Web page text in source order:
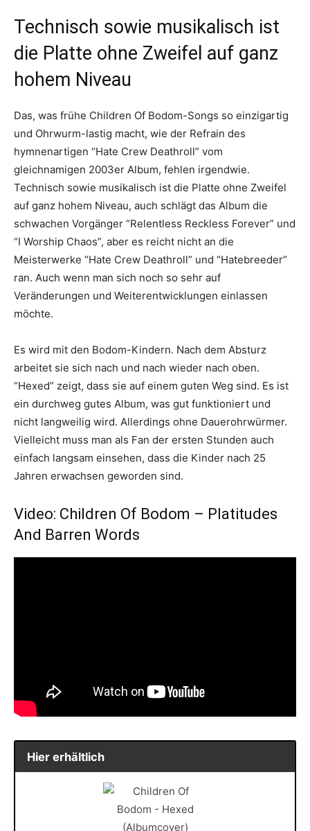
Technisch sowie musikalisch ist
die Platte ohne Zweifel auf ganz
hohem Niveau
Das, was frühe Children Of Bodom-Songs so einzigartig
und Ohrwurm-lastig macht, wie der Refrain des
hymnenartigen “Hate Crew Deathroll” vom
gleichnamigen 2003er Album, fehlen irgendwie.
Technisch sowie musikalisch ist die Platte ohne Zweifel
auf ganz hohem Niveau, auch schlägt das Album die
schwachen Vorgänger “Relentless Reckless Forever” und
“I Worship Chaos”, aber es reicht nicht an die
Meisterwerke “Hate Crew Deathroll” und “Hatebreeder”
ran. Auch wenn man sich noch so sehr auf
Veränderungen und Weiterentwicklungen einlassen
möchte.
Es wird mit den Bodom-Kindern. Nach dem Absturz
arbeitet sie sich nach und nach wieder nach oben.
“Hexed” zeigt, dass sie auf einem guten Weg sind. Es ist
ein durchweg gutes Album, was gut funktioniert und
nicht langweilig wird. Allerdings ohne Dauerohrwürmer.
Vielleicht muss man als Fan der ersten Stunden auch
einfach langsam einsehen, dass die Kinder nach 25
Jahren erwachsen geworden sind.
Video: Children Of Bodom – Platitudes
And Barren Words
Hier erhältlich